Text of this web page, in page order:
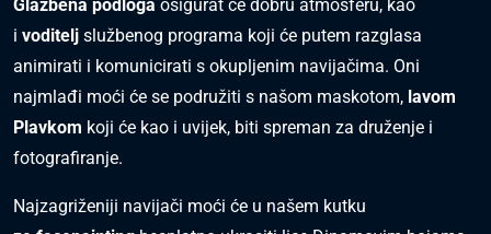
Glazbena podloga osigurat će dobru atmosferu, kao
i voditelj službenog programa koji će putem razglasa
animirati i komunicirati s okupljenim navijačima. Oni
najmlađi moći će se podružiti s našom maskotom, lavom
Plavkom koji će kao i uvijek, biti spreman za druženje i
fotografiranje.
Najzagriženiji navijači moći će u našem kutku